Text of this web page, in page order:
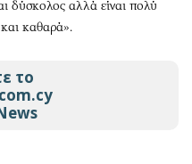
δύσκολος αλλά είναι πολύ
καθαρά».
το